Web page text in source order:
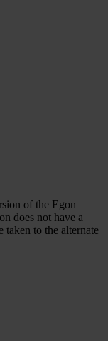
of the Egon
does not have a
to the alternate